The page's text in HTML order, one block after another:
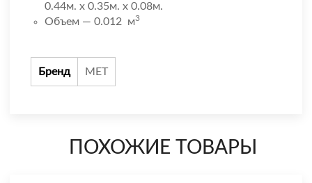
0.44м. x 0.35м. x 0.08м.
Объем — 0.012 м3
Бренд МЕТ
ПОХОЖИЕ ТОВАРЫ